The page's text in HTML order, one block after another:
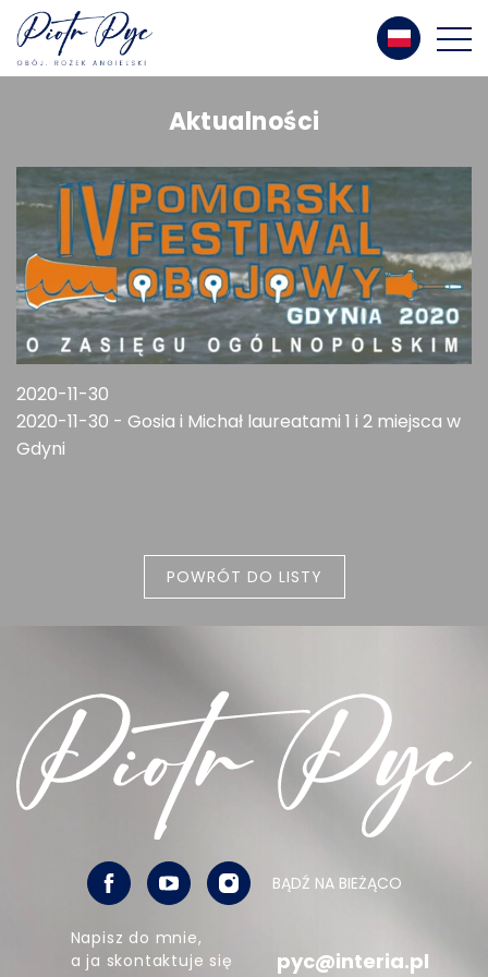
Aktualności
2020-11-30
2020-11-30 - Gosia i Michał laureatami 1 i 2 miejsca w
Gdyni
POWRÓT DO LISTY
BĄDŹ NA BIEŻĄCO
Napisz do mnie,
a ja skontaktuje się
pyc@interia.pl